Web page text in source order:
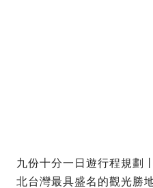
九份十分一日遊行程規劃
北台灣最具盛名的觀光勝